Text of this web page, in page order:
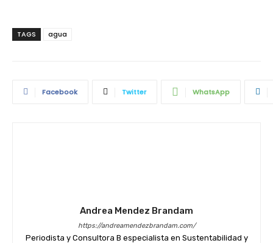
TAGS agua
Facebook Twitter WhatsApp
Andrea Mendez Brandam
https://andreamendezbrandam.com/
Periodista y Consultora B especialista en Sustentabilidad y